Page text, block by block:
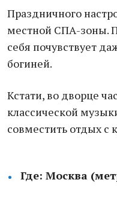
Праздничного
местной СПА-зоны.
себя почувствует
богиней.
Кстати, во дворце
классической
совместить отдых с
Где: Москва